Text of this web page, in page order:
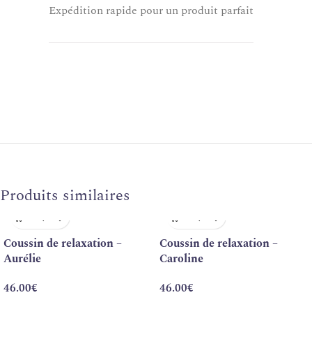
Expédition rapide pour un produit parfait
Produits similaires
Coussin de relaxation –
Aurélie
46.00€
Coussin de relaxation –
Caroline
46.00€